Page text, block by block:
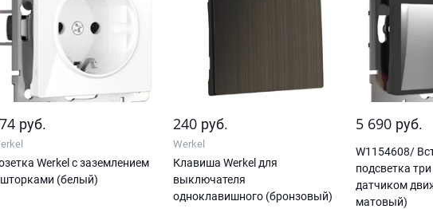
руб.
Werkel с заземлением
(белый)
240 руб.
Werkel
Клавиша Werkel для
выключателя
одноклавишного (бронзовый)
5 690 руб.
W1154608/
подсветка
датчиком
матовый)